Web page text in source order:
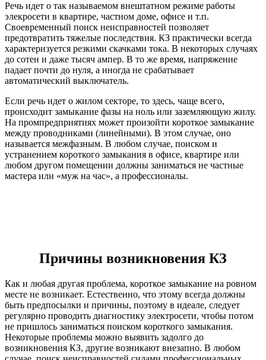
Речь идет о так называемом внештатном режиме работы
элекросети в квартире, частном доме, офисе и т.п.
Своевременный поиск неисправностей позволяет
предотвратить тяжелые последствия. КЗ практически всегда
характеризуется резкими скачками тока. В некоторых случаях
до сотен и даже тысяч ампер. В то же время, напряжение
падает почти до нуля, а иногда не срабатывает
автоматический выключатель.
Если речь идет о жилом секторе, то здесь, чаще всего,
происходит замыкание фазы на ноль или заземляющую жилу.
На промпредприятиях может произойти короткое замыкание
между проводниками (линейными). В этом случае, оно
называется межфазным. В любом случае, поиском и
устранением короткого замыкания в офисе, квартире или
любом другом помещении должны заниматься не частные
мастера или «муж на час», а профессионалы.
Причины возникновения КЗ
Как и любая другая проблема, короткое замыкание на ровном
месте не возникает. Естественно, что этому всегда должны
быть предпосылки и причины, поэтому в идеале, следует
регулярно проводить диагностику электросети, чтобы потом
не пришлось заниматься поиском короткого замыкания.
Некоторые проблемы можно выявить задолго до
возникновения КЗ, другие возникают внезапно. В любом